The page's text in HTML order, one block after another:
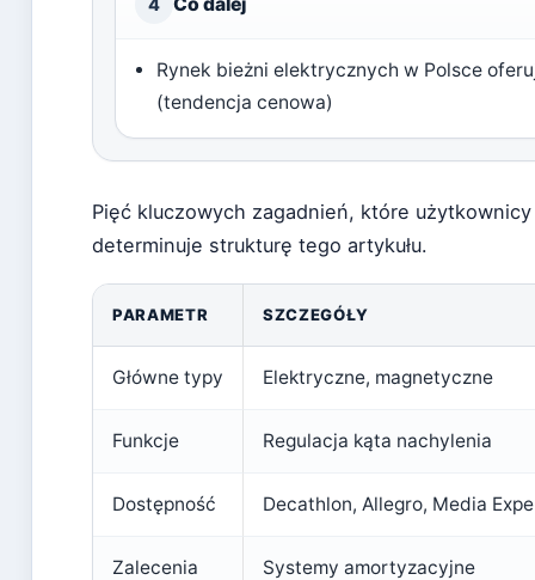
4
Rynek bieżni elektrycznych w Polsce
(tendencja cenowa)
Pięć kluczowych zagadnień, które
determinuje strukturę tego artykułu.
PARAMETR SZCZEGÓŁY
Główne typy Elektryczne, magnetyczne
Funkcje Regulacja kąta nachylenia
Dostępność Decathlon, Allegro, Media
Zalecenia Systemy amortyzacyjne